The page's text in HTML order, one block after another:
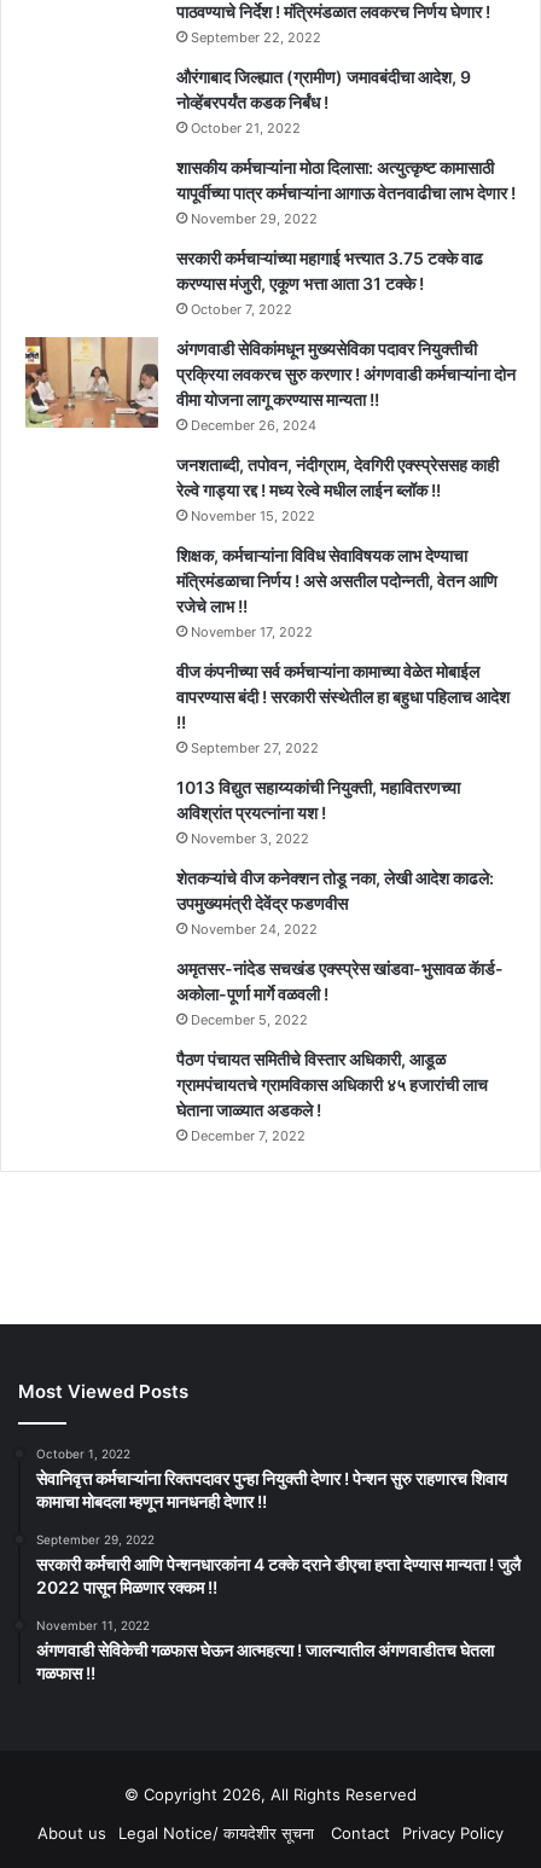
पाठवण्याचे निर्देश ! मंत्रिमंडळात लवकरच निर्णय घेणार !
September 22, 2022
औरंगाबाद जिल्ह्यात (ग्रामीण) जमावबंदीचा आदेश, 9
नोव्हेंबरपर्यंत कडक निर्बंध !
October 21, 2022
शासकीय कर्मचाऱ्यांना मोठा दिलासा: अत्युत्कृष्ट कामासाठी
यापूर्वीच्या पात्र कर्मचाऱ्यांना आगाऊ वेतनवाढीचा लाभ देणार !
November 29, 2022
सरकारी कर्मचाऱ्यांच्या महागाई भत्त्यात 3.75 टक्के वाढ
करण्यास मंजुरी, एकूण भत्ता आता 31 टक्के !
October 7, 2022
अंगणवाडी सेविकांमधून मुख्यसेविका पदावर नियुक्तीची
प्रक्रिया लवकरच सुरु करणार ! अंगणवाडी कर्मचाऱ्यांना दोन
वीमा योजना लागू करण्यास मान्यता !!
December 26, 2024
जनशताब्दी, तपोवन, नंदीग्राम, देवगिरी एक्स्प्रेससह काही
रेल्वे गाड्या रद्द ! मध्य रेल्वे मधील लाईन ब्लॉक !!
November 15, 2022
शिक्षक, कर्मचाऱ्यांना विविध सेवाविषयक लाभ देण्याचा
मंत्रिमंडळाचा निर्णय ! असे असतील पदोन्नती, वेतन आणि
रजेचे लाभ !!
November 17, 2022
वीज कंपनीच्या सर्व कर्मचाऱ्यांना कामाच्या वेळेत मोबाईल
वापरण्यास बंदी ! सरकारी संस्थेतील हा बहुधा पहिलाच आदेश
!!
September 27, 2022
1013 विद्युत सहाय्यकांची नियुक्ती, महावितरणच्या
अविश्रांत प्रयत्नांना यश !
November 3, 2022
शेतकऱ्यांचे वीज कनेक्शन तोडू नका, लेखी आदेश काढले:
उपमुख्यमंत्री देवेंद्र फडणवीस
November 24, 2022
अमृतसर-नांदेड सचखंड एक्स्प्रेस खांडवा-भुसावळ कॅार्ड-
अकोला-पूर्णा मार्गे वळवली !
December 5, 2022
पैठण पंचायत समितीचे विस्तार अधिकारी, आडूळ
ग्रामपंचायतचे ग्रामविकास अधिकारी ४५ हजारांची लाच
घेताना जाळ्यात अडकले !
December 7, 2022
Most Viewed Posts
October 1, 2022
सेवानिवृत्त कर्मचाऱ्यांना रिक्तपदावर पुन्हा नियुक्ती देणार ! पेन्शन सुरु राहणारच शिवाय
कामाचा मोबदला म्हणून मानधनही देणार !!
September 29, 2022
सरकारी कर्मचारी आणि पेन्शनधारकांना 4 टक्के दराने डीएचा हप्ता देण्यास मान्यता ! जुलै
2022 पासून मिळणार रक्कम !!
November 11, 2022
अंगणवाडी सेविकेची गळफास घेऊन आत्महत्या ! जालन्यातील अंगणवाडीतच घेतला
गळफास !!
© Copyright 2026, All Rights Reserved
About us
Legal Notice/ कायदेशीर सूचना Contact Privacy Policy